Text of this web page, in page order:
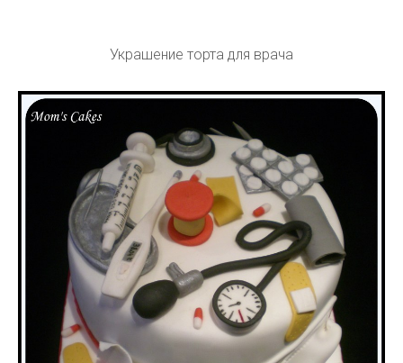
Украшение торта для врача